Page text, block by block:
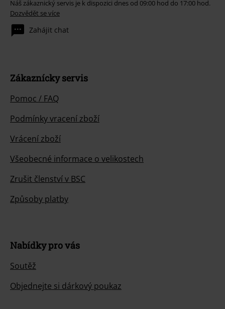
Náš zákaznický servis je k dispozici dnes od 09:00 hod do 17:00 hod.
Dozvědět se více
Zahájit chat
Zákaznícky servis
Pomoc / FAQ
Podmínky vracení zboží
Vrácení zboží
Všeobecné informace o velikostech
Zrušit členství v BSC
Způsoby platby
Nabídky pro vás
Soutěž
Objednejte si dárkový poukaz